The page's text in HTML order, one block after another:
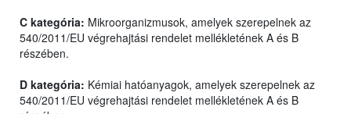
C kategória: Mikroorganizmusok, amelyek szerepelnek az
540/2011/EU végrehajtási rendelet mellékletének A és B
részében.
D kategória: Kémiai hatóanyagok, amelyek szerepelnek az
540/2011/EU végrehajtási rendelet mellékletének A és B